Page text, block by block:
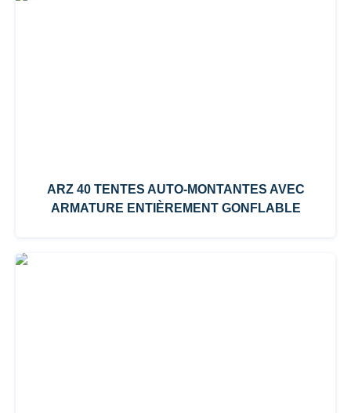
ARZ 40 TENTES AUTO-MONTANTES AVEC
ARMATURE ENTIÈREMENT GONFLABLE